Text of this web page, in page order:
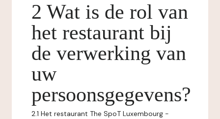
2 Wat is de rol van
het restaurant bij
de verwerking van
uw
persoonsgegevens?
2.1 Het restaurant The SpoT Luxembourg -